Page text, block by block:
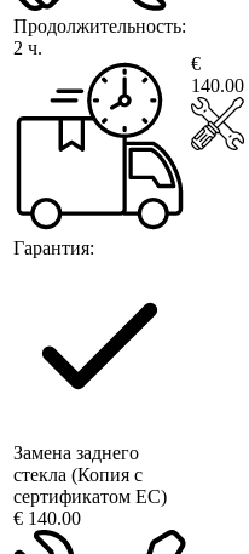
Продолжительность:
2 ч.
Гарантия:
€
140.00
Замена заднего
стекла (Копия с
сертификатом ЕС)
€ 140.00